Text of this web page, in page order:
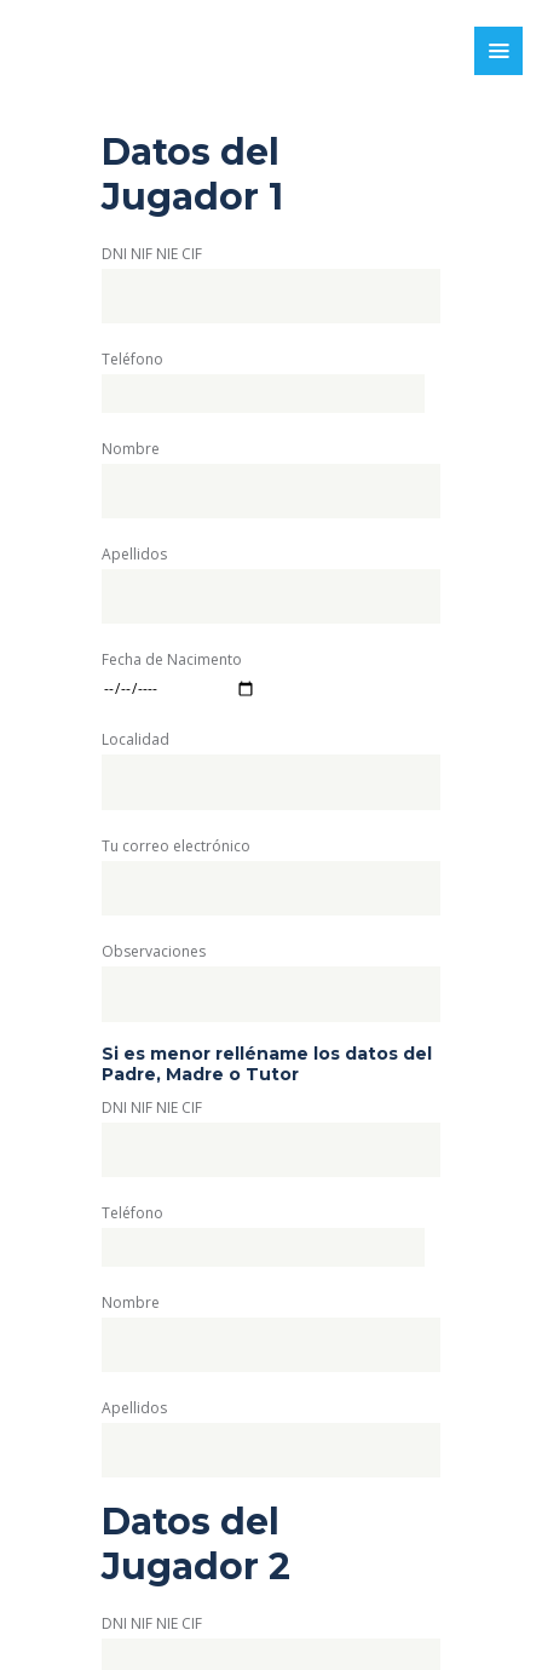
Datos del
Jugador 1
DNI NIF NIE CIF
Teléfono
Nombre
Apellidos
Fecha de Nacimento
Localidad
Tu correo electrónico
Observaciones
Si es menor relléname los datos del
Padre, Madre o Tutor
DNI NIF NIE CIF
Teléfono
Nombre
Apellidos
Datos del
Jugador 2
DNI NIF NIE CIF